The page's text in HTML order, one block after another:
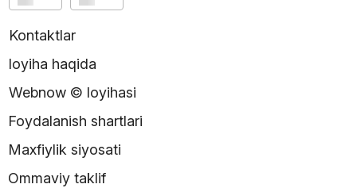
Kontaktlar
loyiha haqida
Webnow © loyihasi
Foydalanish shartlari
Maxfiylik siyosati
Ommaviy taklif